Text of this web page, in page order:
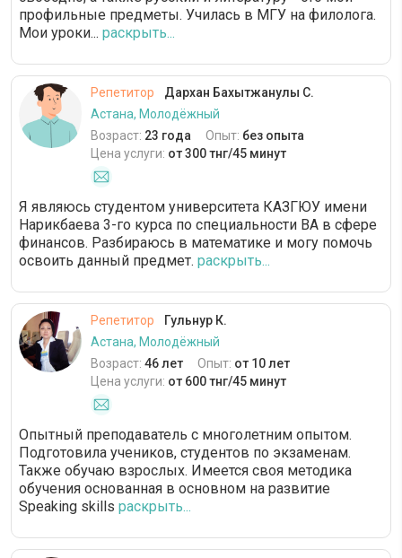
профильные предметы. Училась в МГУ на филолога.
Мои уроки... раскрыть...
Репетитор
Дархан Бахытжанулы С.
Астана, Молодёжный
Возраст: 23 года Опыт: без опыта
Цена услуги: от 300 тнг/45 минут
Я являюсь студентом университета КАЗГЮУ имени
Нарикбаева 3-го курса по специальности BA в сфере
финансов. Разбираюсь в математике и могу помочь
освоить данный предмет. раскрыть...
Репетитор
Гульнур К.
Астана, Молодёжный
Возраст: 46 лет Опыт: от 10 лет
Цена услуги: от 600 тнг/45 минут
Опытный преподаватель с многолетним опытом.
Подготовила учеников, студентов по экзаменам.
Также обучаю взрослых. Имеется своя методика
обучения основанная в основном на развитие
Speaking skills раскрыть...